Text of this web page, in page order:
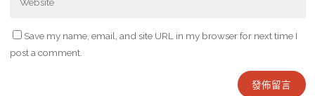
Save my name, email, and site URL in my browser for next time I
post a comment.